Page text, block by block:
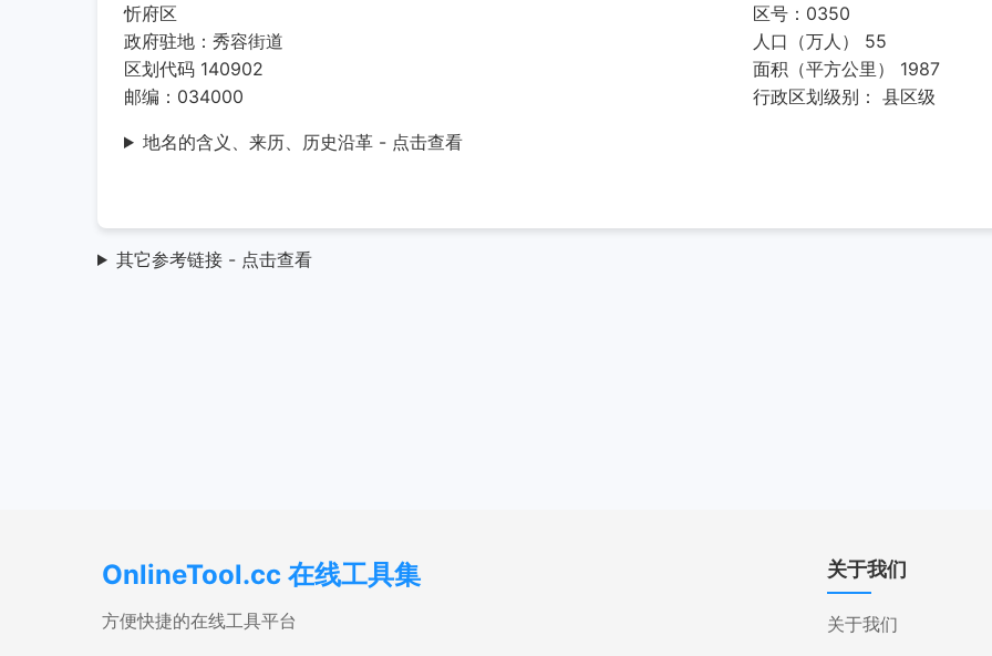
忻府区
政府驻地：秀容街道
区划代码 140902
邮编：034000
区号：0350
人口（万人） 55
面积（平方公里） 1987
行政区划级别： 县区级
地名的含义、来历、历史沿革 - 点击查看
其它参考链接 - 点击查看
OnlineTool.cc 在线工具集
方便快捷的在线工具平台
关于我们
关于我们